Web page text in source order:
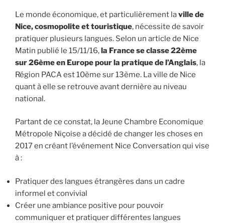
Le monde économique, et particulièrement laville de
Nice, cosmopolite et touristique, nécessite de savoir
pratiquer plusieurs langues. Selon un article de Nice
Matin publié le 15/11/16,la France se classe22ème
sur 26ème en Europe pour la pratique de l’Anglais, la
Région PACA est 10ème sur 13ème. La ville de Nice
quant à elle se retrouve avant dernière au niveau
national.
Partant de ce constat, la Jeune Chambre Economique
Métropole Niçoise a décidé de changer les choses en
2017 en créant l’événement Nice Conversation qui vise
à :
Pratiquer des langues étrangères dans un cadre
informel et convivial
Créer une ambiance positive pour pouvoir
communiquer et pratiquer différentes langues